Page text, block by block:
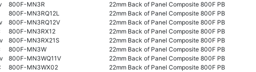
800F-MN3R
22mm Back of Panel Composite 800F PB
800F-MN3RQ12L
22mm Back of Panel Composite 800F PB
800F-MN3RQ12V
22mm Back of Panel Composite 800F PB
800F-MN3RX12
22mm Back of Panel Composite 800F PB
800F-MN3RX21S
22mm Back of Panel Composite 800F PB
800F-MN3W
22mm Back of Panel Composite 800F PB
800F-MN3WQ11V
22mm Back of Panel Composite 800F PB
800F-MN3WX02
22mm Back of Panel Composite 800F PB